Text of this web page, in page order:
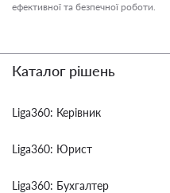
ефективної та безпечної роботи.
Каталог рішень
Liga360: Керівник
Liga360: Юрист
Liga360: Бухгалтер